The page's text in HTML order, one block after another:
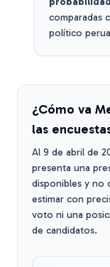
comparadas
político
¿Cómo va
las
Al 9 de abril de
presenta una
disponibles y no
estimar con
voto ni una
de candidatos.